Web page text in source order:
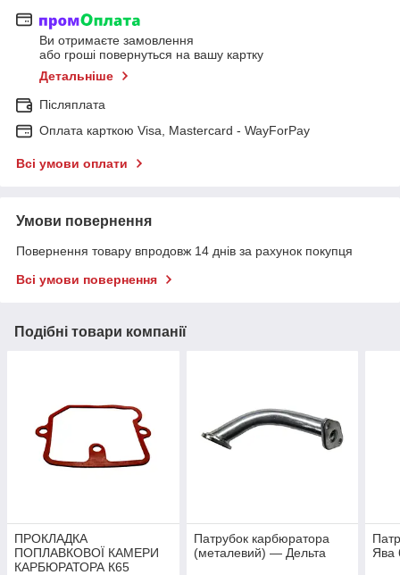
Ви отримаєте замовлення
або гроші повернуться на вашу картку
Детальніше
Післяплата
Оплата карткою Visa, Mastercard - WayForPay
Всі умови оплати
Умови повернення
Повернення товару впродовж 14 днів за рахунок покупця
Всі умови повернення
Подібні товари компанії
ПРОКЛАДКА
ПОПЛАВКОВОЇ КАМЕРИ
КАРБЮРАТОРА К65
Патрубок карбюратора
(металевий) — Дельта
Ява